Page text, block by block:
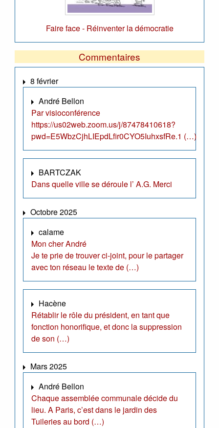
Faire face - Réinventer la démocratie
Commentaires
8 février
André Bellon
Par visioconférence
https://us02web.zoom.us/j/87478410618?
pwd=E5WbzCjhLIEpdLfir0CYO5IuhxsfRe.1 (…)
BARTCZAK
Dans quelle ville se déroule l’ A.G. Merci
Octobre 2025
calame
Mon cher André
Je te prie de trouver ci-joint, pour le partager
avec ton réseau le texte de (…)
Hacène
Rétablir le rôle du président, en tant que
fonction honorifique, et donc la suppression
de son (…)
Mars 2025
André Bellon
Chaque assemblée communale décide du
lieu. A Paris, c’est dans le jardin des
Tuileries au bord (…)